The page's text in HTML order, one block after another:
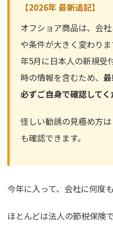
【2026年 最新追記】
オフショア商品は、会
や条件が大きく変わり
年5月に日本人の新規受
時の情報を含むため、
必ずご自身で確認してく
怪しい勧誘の見極め方は
も確認できます。
今年に入って、会社に何度
ほとんどは法人の節税保険で